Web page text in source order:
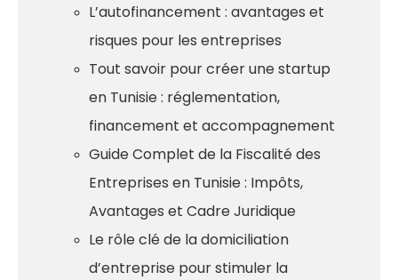
L’autofinancement : avantages et
risques pour les entreprises
Tout savoir pour créer une startup
en Tunisie : réglementation,
financement et accompagnement
Guide Complet de la Fiscalité des
Entreprises en Tunisie : Impôts,
Avantages et Cadre Juridique
Le rôle clé de la domiciliation
d’entreprise pour stimuler la